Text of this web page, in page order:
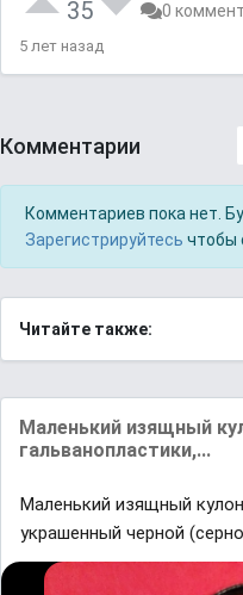
35 0
5 лет назад
Комментарии
Комментариев пока нет.
Зарегистрируйтесь чтобы
Читайте также:
Маленький изящный
гальванопластики,...
Маленький изящный
украшенный черной